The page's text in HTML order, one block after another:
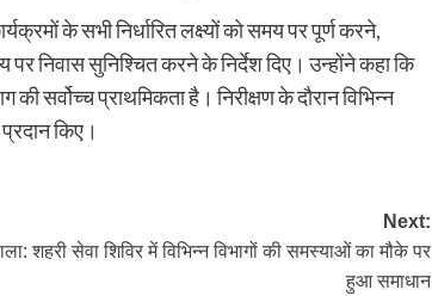
के सभी निर्धारित लक्ष्यों को समय पर पूर्ण करने,
निवास सुनिश्चित करने के निर्देश दिए। उन्होंने कहा कि
सर्वोच्च प्राथमिकता है। निरीक्षण के दौरान विभिन्न
किए।
Next:
शहरी सेवा शिविर में विभिन्न विभागों की समस्याओं का मौके पर
हुआ समाधान